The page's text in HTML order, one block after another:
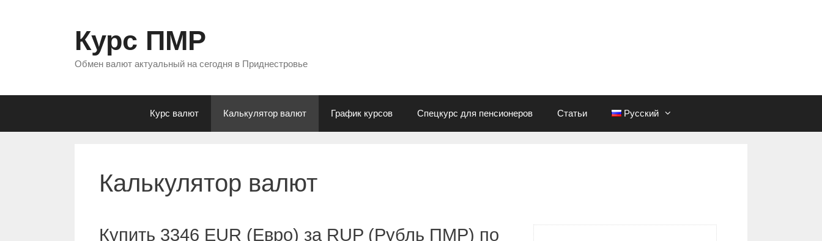
Курс ПМР
Обмен валют актуальный на сегодня в Приднестровье
Курс валют Калькулятор валют График курсов Спецкурс для пенсионеров Статьи Русский
Калькулятор валют
Купить 3346 EUR (Евро) за RUP (Рубль ПМР) по